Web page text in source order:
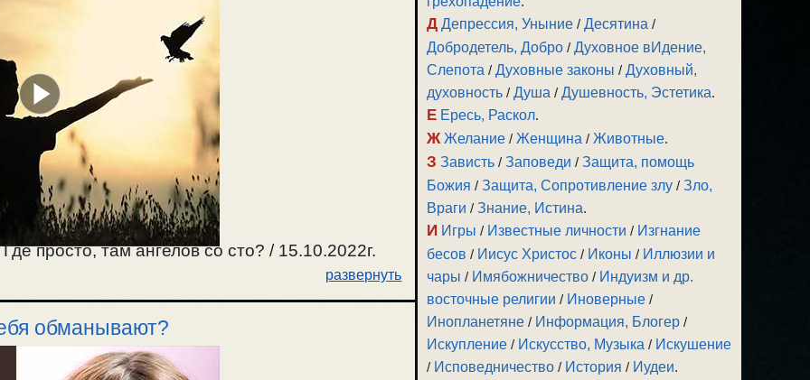
просто, там ангелов со сто? / 15.10.2022г.
развернуть
обманывают?
Д Депрессия, Уныние /Десятина /
Добродетель, Добро /Духовное вИдение,
Слепота /Духовные законы /Духовный,
духовность /Душа /Душевность, Эстетика.
Е Ересь, Раскол.
Ж Желание /Женщина /Животные.
З Зависть /Заповеди /Защита, помощь
Божия /Защита, Сопротивление злу /Зло,
Враги /Знание, Истина.
И Игры / Известные личности / Изгнание
бесов / Иисус Христос / Иконы / Иллюзии и
чары / Имябожничество / Индуизм и др.
восточные религии / Иноверные /
Инопланетяне / Информация, Блогер /
Искупление / Искусство, Музыка / Искушение
/ Исповедничество / История / Иудеи.